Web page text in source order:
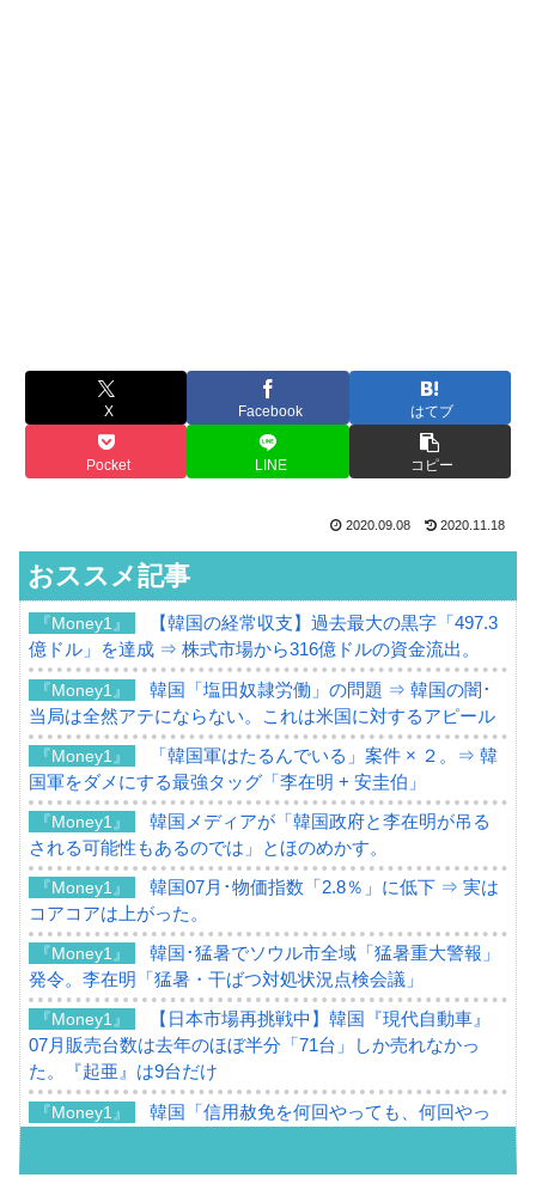
X Facebook はてブ
Pocket LINE コピー
2020.09.08 2020.11.18
おススメ記事
『Money1』
【韓国の経常収支】過去最大の黒字「497.3
億ドル」を達成 ⇒ 株式市場から316億ドルの資金流出。
『Money1』
韓国「塩田奴隷労働」の問題 ⇒ 韓国の闇･
当局は全然アテにならない。これは米国に対するアピール
『Money1』
「韓国軍はたるんでいる」案件 × ２。⇒ 韓
国軍をダメにする最強タッグ「李在明 + 安圭伯」
『Money1』
韓国メディアが「韓国政府と李在明が吊る
される可能性もあるのでは」とほのめかす。
『Money1』
韓国07月･物価指数「2.8％」に低下 ⇒ 実は
コアコアは上がった。
『Money1』
韓国･猛暑でソウル市全域「猛暑重大警報」
発令。李在明「猛暑・干ばつ対処状況点検会議」
『Money1』
【日本市場再挑戦中】韓国『現代自動車』
07月販売台数は去年のほぼ半分「71台」しか売れなかっ
た。『起亜』は9台だけ
『Money1』
韓国「信用赦免を何回やっても、何回やっ